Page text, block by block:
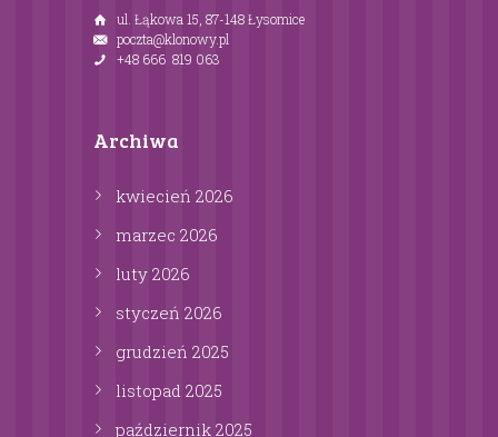
ul. Łąkowa 15, 87-148 Łysomice
poczta@klonowy.pl
+48 666 819 063
Archiwa
kwiecień 2026
marzec 2026
luty 2026
styczeń 2026
grudzień 2025
listopad 2025
październik 2025